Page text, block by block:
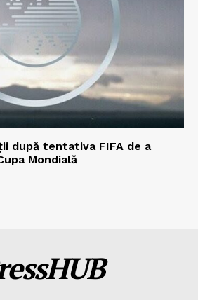
după tentativa FIFA de a
Mondială